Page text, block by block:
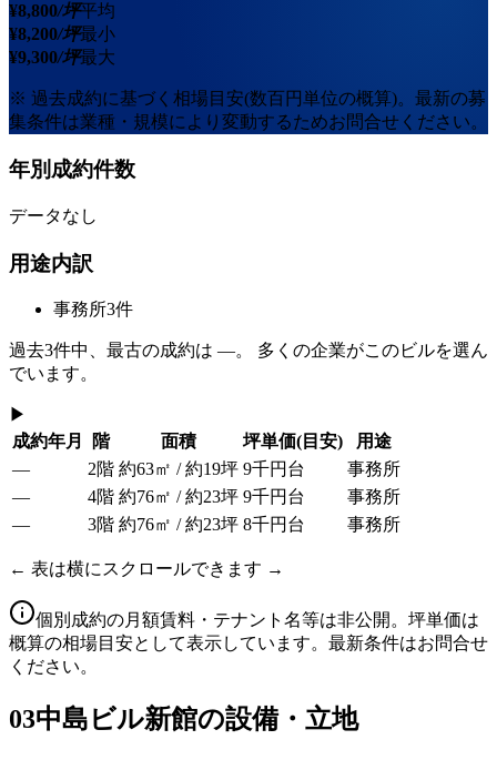
¥8,800/坪平均
¥8,200/坪最小
¥9,300/坪最大
※ 過去成約に基づく相場目安(数百円単位の概算)。最新の募
集条件は業種・規模により変動するためお問合せください。
年別成約件数
データなし
用途内訳
事務所3件
過去3件中、最古の成約は —。 多くの企業がこのビルを選ん
でいます。
▶
成約年月
階 面積 坪単価(目安)
用途
—
2階 約63㎡ / 約19坪 9千円台
事務所
—
4階 約76㎡ / 約23坪 9千円台
事務所
—
3階 約76㎡ / 約23坪 8千円台 事務所
← 表は横にスクロールできます →
個別成約の月額賃料・テナント名等は非公開。坪単価は
概算の相場目安として表示しています。最新条件はお問合せ
ください。
03中島ビル新館の設備・立地